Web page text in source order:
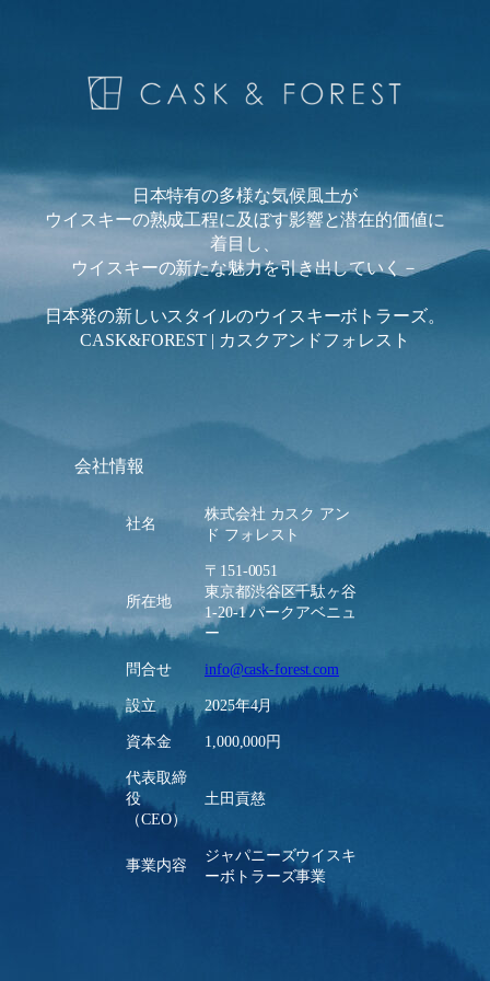
プ
日本特有の多様な気候風土が
ウイスキーの熟成工程に及ぼす影響と潜在的価値に
着目し、
ウイスキーの新たな魅力を引き出していく－
日本発の新しいスタイルのウイスキーボトラーズ。
CASK&FOREST | カスクアンドフォレスト
会社情報
社名
株式会社 カスク アン
ド フォレスト
所在地
〒151-0051
東京都渋谷区千駄ヶ谷
1-20-1 パークアベニュ
ー
問合せ info@cask-forest.com
設立 2025年4月
資本金 1,000,000円
代表取締
役
（CEO）
土田貢慈
事業内容
ジャパニーズウイスキ
ーボトラーズ事業